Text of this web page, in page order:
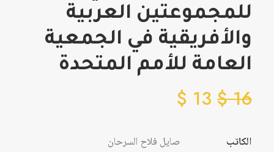
للمجموعتين العربية
والأفريقية في الجمعية
العامة للأمم المتحدة
16
$
13
$
الكاتب
صايل فلاح السرحان